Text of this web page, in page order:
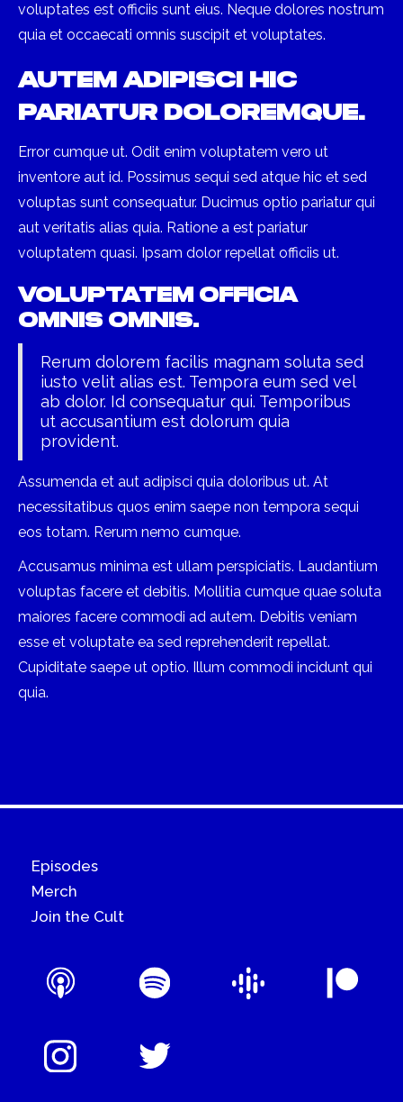
voluptates est officiis sunt eius. Neque dolores nostrum
quia et occaecati omnis suscipit et voluptates.
Autem adipisci hic
pariatur doloremque.
Error cumque ut. Odit enim voluptatem vero ut
inventore aut id. Possimus sequi sed atque hic et sed
voluptas sunt consequatur. Ducimus optio pariatur qui
aut veritatis alias quia. Ratione a est pariatur
voluptatem quasi. Ipsam dolor repellat officiis ut.
Voluptatem officia
omnis omnis.
Rerum dolorem facilis magnam soluta sed
iusto velit alias est. Tempora eum sed vel
ab dolor. Id consequatur qui. Temporibus
ut accusantium est dolorum quia
provident.
Assumenda et aut adipisci quia doloribus ut. At
necessitatibus quos enim saepe non tempora sequi
eos totam. Rerum nemo cumque.
Accusamus minima est ullam perspiciatis. Laudantium
voluptas facere et debitis. Mollitia cumque quae soluta
maiores facere commodi ad autem. Debitis veniam
esse et voluptate ea sed reprehenderit repellat.
Cupiditate saepe ut optio. Illum commodi incidunt qui
quia.
Episodes
Merch
Join the Cult